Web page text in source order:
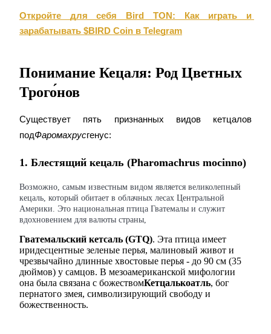
Копирование торговли
Присоединяйтесь к лучшим трейдерам
Откройте для себя Bird TON: Как играть и
зарабатывать $BIRD Coin в Telegram
Понимание Кецаля: Род Цветных
Трого́нов
Существует пять признанных видов кетцалов
подФаромахрусгенус:
1. Блестящий кецаль (Pharomachrus mocinno)
Возможно, самым известным видом является великолепный
кецаль, который обитает в облачных лесах Центральной
Америки. Это национальная птица Гватемалы и служит
вдохновением для валюты страны,
Гватемальский кетсаль (GTQ). Эта птица имеет
иридесцентные зеленые перья, малиновый живот и
чрезвычайно длинные хвостовые перья - до 90 см (35
дюймов) у самцов. В мезоамериканской мифологии
она была связана с божествомКетцалькоатль, бог
пернатого змея, символизирующий свободу и
божественность.